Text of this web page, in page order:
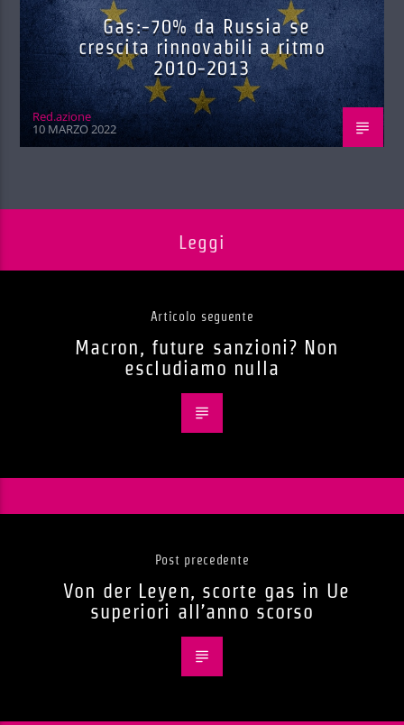
Gas:-70% da Russia se
crescita rinnovabili a ritmo
2010-2013
Red.azione
10 MARZO 2022
Leggi
Articolo seguente
Macron, future sanzioni? Non
escludiamo nulla
Post precedente
Von der Leyen, scorte gas in Ue
superiori all’anno scorso